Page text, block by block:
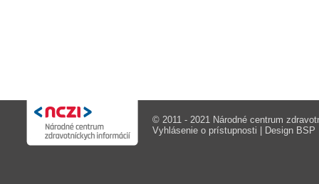
© 2011 - 2021 Národné centrum
Vyhlásenie o prístupnosti | Design BSP